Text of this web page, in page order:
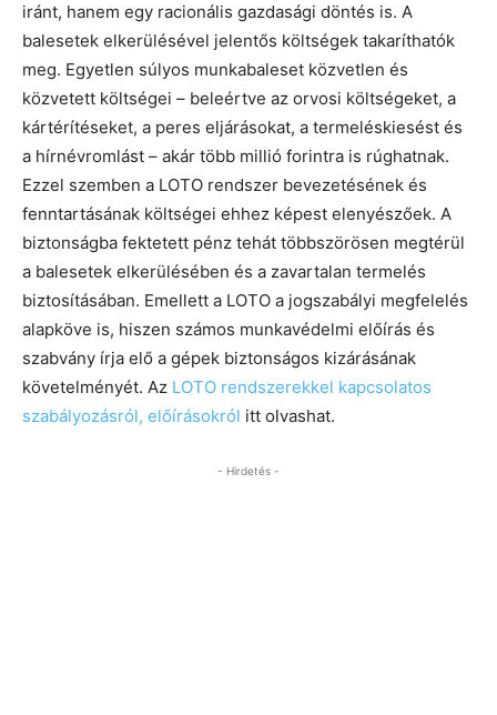
iránt, hanem egy racionális gazdasági döntés is. A
balesetek elkerülésével jelentős költségek takaríthatók
meg. Egyetlen súlyos munkabaleset közvetlen és
közvetett költségei – beleértve az orvosi költségeket, a
kártérítéseket, a peres eljárásokat, a termeléskiesést és
a hírnévromlást – akár több millió forintra is rúghatnak.
Ezzel szemben a LOTO rendszer bevezetésének és
fenntartásának költségei ehhez képest elenyészőek. A
biztonságba fektetett pénz tehát többszörösen megtérül
a balesetek elkerülésében és a zavartalan termelés
biztosításában. Emellett a LOTO a jogszabályi megfelelés
alapköve is, hiszen számos munkavédelmi előírás és
szabvány írja elő a gépek biztonságos kizárásának
követelményét. Az LOTO rendszerekkel kapcsolatos
szabályozásról, előírásokról itt olvashat.
- Hirdetés -